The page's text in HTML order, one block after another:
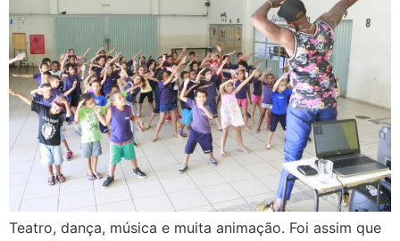
Teatro, dança, música e muita animação. Foi assim que